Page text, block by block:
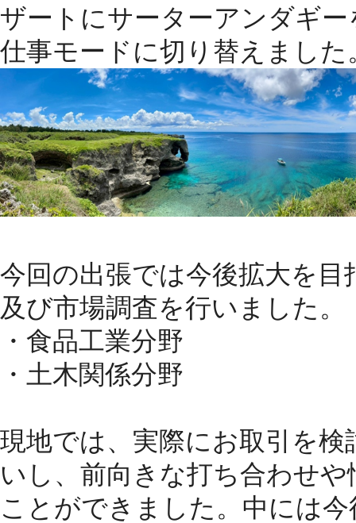
ザートにサーターアンダギ
仕事モードに切り替えました
今回の出張では今後拡大を目
及び市場調査を行いました。
・食品工業分野
・土木関係分野
現地では、実際にお取引を
いし、前向きな打ち合わせ
ことができました。中には